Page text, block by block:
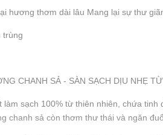
hương thơm dài lâu Mang lại sự thư
trùng
CHANH SẢ - SÀN SẠCH DỊU NHẸ
sạch 100% từ thiên nhiên, chứa tinh
chanh sả còn thơm thư thái và ngăn